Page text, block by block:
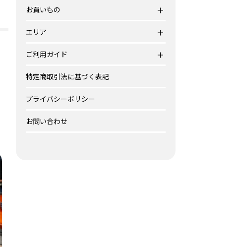
お買いもの
エリア
ご利用ガイド
特定商取引法に基づく表記
プライバシーポリシー
お問い合わせ